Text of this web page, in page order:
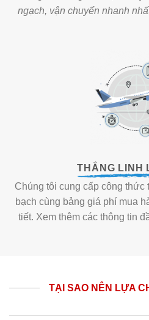
ngạch, vận chuyển nhanh
THẮNG LINH
Chúng tôi cung cấp công thức
bạch cùng bảng giá phí mua
tiết. Xem thêm các thông tin
TẠI SAO NÊN LỰA